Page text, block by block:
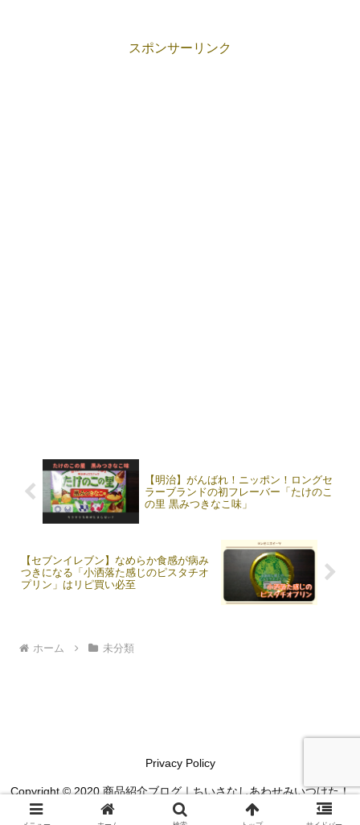
スポンサーリンク
【明治】がんばれ！ニッポン！ロングセ
ラーブランドの初フレーバー「たけのこ
の里 黒みつきなこ味」
【セブンイレブン】なめらか食感が病み
つきになる「小洒落た感じのピスタチオ
プリン」はリピ買い必至
ホーム 未分類
Privacy Policy
Copyright © 2020 商品紹介ブログ｜ちいさなしあわせみいつけた！
All Rights Reserved.